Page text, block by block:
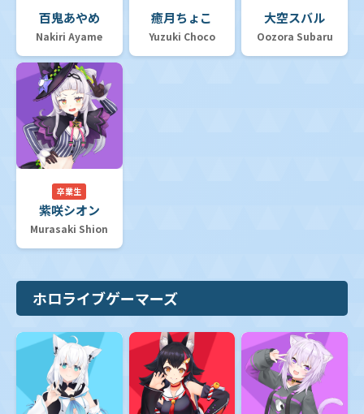
百鬼あやめ
Nakiri Ayame
癒月ちょこ
Yuzuki Choco
大空スバル
Oozora Subaru
卒業生
紫咲シオン
Murasaki Shion
ホロライブゲーマーズ